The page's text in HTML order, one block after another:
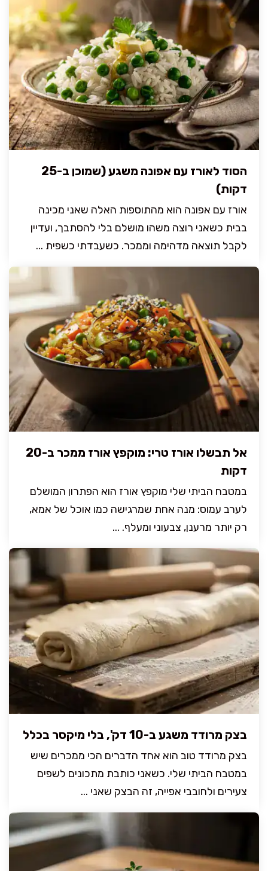
הסוד לאורז עם אפונה משגע (שמוכן ב-25
דקות)
אורז עם אפונה הוא מהתוספות האלה שאני מכינה
בבית כשאני רוצה משהו מושלם בלי להסתבך, ועדיין
לקבל תוצאה מדהימה וממכר. כשעבדתי כשפית ...
אל תבשלו אורז טרי: מוקפץ אורז ממכר ב-20
דקות
במטבח הביתי שלי מוקפץ אורז הוא הפתרון המושלם
לערב עמוס: מנה אחת שמרגישה כמו אוכל של אמא,
רק יותר מרענן, צבעוני ומעלף. ...
בצק מרודד משגע ב-10 דק', בלי מיקסר בכלל
בצק מרודד טוב הוא אחד הדברים הכי ממכרים שיש
במטבח הביתי שלי. כשאני כותבת מתכונים לשפים
צעירים ולחובבי אפייה, זה הבצק שאני ...